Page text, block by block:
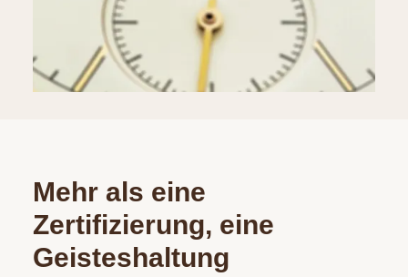
Mehr als eine
Zertifizierung, eine
Geisteshaltung